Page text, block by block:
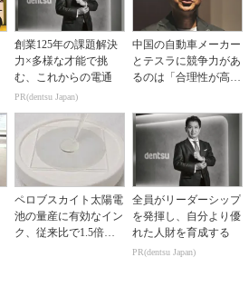
創業125年の課題解決
力×多様な才能で挑
む、これからの電通
PR(dentsu Japan)
中国の自動車メーカー
とテスラに競争力があ
るのは「合理性が高
ペロブスカイト太陽電
池の量産に有効なイン
ク、従来比で1.5倍の
全員がリーダーシップ
を発揮し、自分より優
れた人財を育成する
PR(dentsu Japan)